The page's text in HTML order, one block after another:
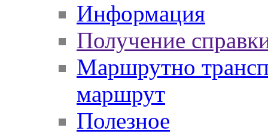
Информация
Получение
Маршрутно
маршрут
Полезное